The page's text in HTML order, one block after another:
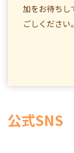
加をお待ちし
ごしください。
公式SNS